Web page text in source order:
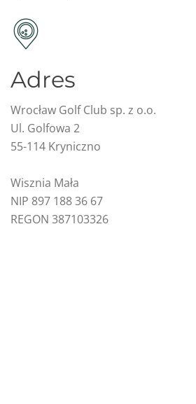
Adres
Wrocław Golf Club sp. z o.o.
Ul. Golfowa 2
55-114 Kryniczno
Wisznia Mała
NIP 897 188 36 67
REGON 387103326